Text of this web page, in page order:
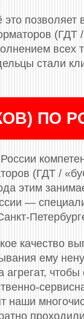
позволяет
всех
стали
ПО
(ГДТ /
этим
—
качество
ему
наши